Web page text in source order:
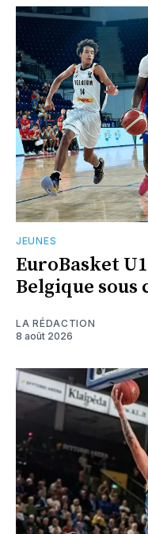
JEUNES
EuroBasket
Belgique sous
LA RÉDACTION
8 août 2026